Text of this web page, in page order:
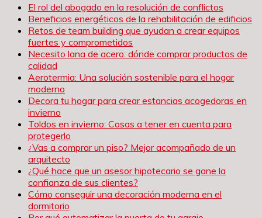
El rol del abogado en la resolución de conflictos
Beneficios energéticos de la rehabilitación de edificios
Retos de team building que ayudan a crear equipos
fuertes y comprometidos
Necesito lana de acero: dónde comprar productos de
calidad
Aerotermia: Una solución sostenible para el hogar
moderno
Decora tu hogar para crear estancias acogedoras en
invierno
Toldos en invierno: Cosas a tener en cuenta para
protegerlo
¿Vas a comprar un piso? Mejor acompañado de un
arquitecto
¿Qué hace que un asesor hipotecario se gane la
confianza de sus clientes?
Cómo conseguir una decoración moderna en el
dormitorio